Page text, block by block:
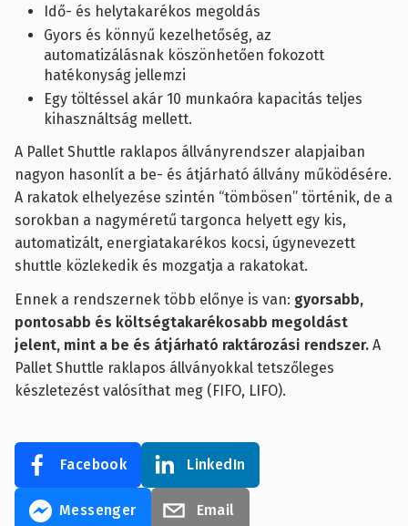
Idő- és helytakarékos megoldás
Gyors és könnyű kezelhetőség, az
automatizálásnak köszönhetően fokozott
hatékonyság jellemzi
Egy töltéssel akár 10 munkaóra kapacitás teljes
kihasználtság mellett.
A Pallet Shuttle raklapos állványrendszer alapjaiban
nagyon hasonlít a be- és átjárható állvány működésére.
A rakatok elhelyezése szintén “tömbösen” történik, de a
sorokban a nagyméretű targonca helyett egy kis,
automatizált, energiatakarékos kocsi, úgynevezett
shuttle közlekedik és mozgatja a rakatokat.
Ennek a rendszernek több előnye is van: gyorsabb,
pontosabb és költségtakarékosabb megoldást
jelent, mint a be és átjárható raktározási rendszer. A
Pallet Shuttle raklapos állványokkal tetszőleges
készletezést valósíthat meg (FIFO, LIFO).
Facebook LinkedIn
Messenger Email